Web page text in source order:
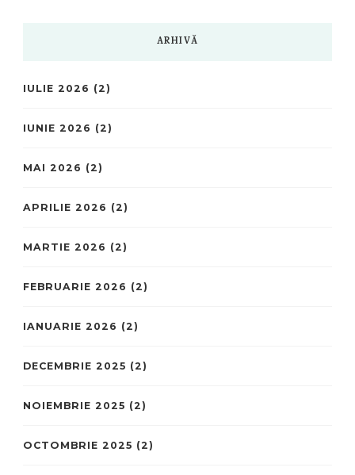
ARHIVĂ
IULIE 2026 (2)
IUNIE 2026 (2)
MAI 2026 (2)
APRILIE 2026 (2)
MARTIE 2026 (2)
FEBRUARIE 2026 (2)
IANUARIE 2026 (2)
DECEMBRIE 2025 (2)
NOIEMBRIE 2025 (2)
OCTOMBRIE 2025 (2)